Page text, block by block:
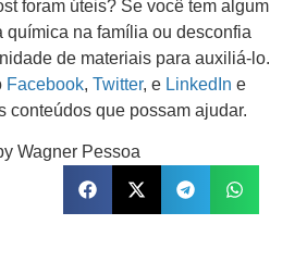
foram úteis? Se você tem algum
química na família ou desconfia
de materiais para auxiliá-lo.
Facebook, Twitter, e LinkedIn e
conteúdos que possam ajudar.
Wagner Pessoa